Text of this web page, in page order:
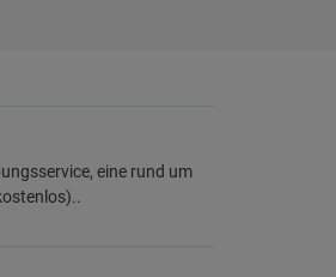
eine rund um